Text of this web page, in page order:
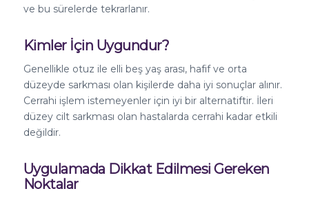
ve bu sürelerde tekrarlanır.
Kimler İçin Uygundur?
Genellikle otuz ile elli beş yaş arası, hafif ve orta
düzeyde sarkması olan kişilerde daha iyi sonuçlar alınır.
Cerrahi işlem istemeyenler için iyi bir alternatiftir. İleri
düzey cilt sarkması olan hastalarda cerrahi kadar etkili
değildir.
Uygulamada Dikkat Edilmesi Gereken
Noktalar